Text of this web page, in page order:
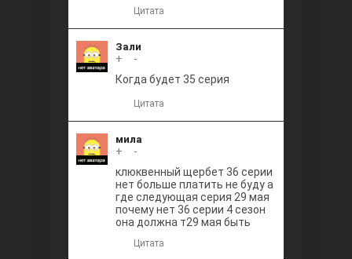
Цитата
Зали
+
-
Когда будет 35 серия
Цитата
мила
+
-
клюквенный щербет 36 серии
нет больше платить не буду а
где следующая серия 29 мая
почему нет 36 серии 4 сезон
она должна т29 мая быть
Цитата